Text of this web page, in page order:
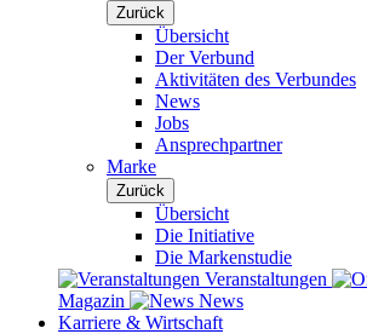
Zurück
Übersicht
Der Verbund
Aktivitäten des Verbundes
News
Jobs
Ansprechpartner
Marke
Zurück
Übersicht
Die Initiative
Die Markenstudie
Veranstaltungen
Magazin
News
Karriere & Wirtschaft